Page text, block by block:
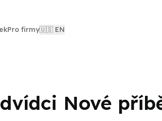
Pro firmy🇺🇸 EN
Nové